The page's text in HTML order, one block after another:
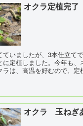
オクラ定植完了
いましたが、3本仕立て
に定植しました。今年も
は、高温を好むので、定
オクラ 玉ねぎ